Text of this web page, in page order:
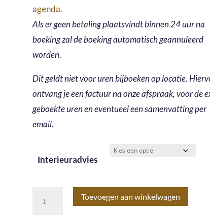
agenda.
Als er geen betaling plaatsvindt binnen 24 uur na
boeking zal de boeking automatisch geannuleerd
worden.
Dit geldt niet voor uren bijboeken op locatie.
ontvang je een factuur na onze afspraak, voor de
geboekte uren en eventueel een samenvatting per
email.
Interieuradvies
Succesrecept
interieuradvies©
Toevoegen aan winkelwagen